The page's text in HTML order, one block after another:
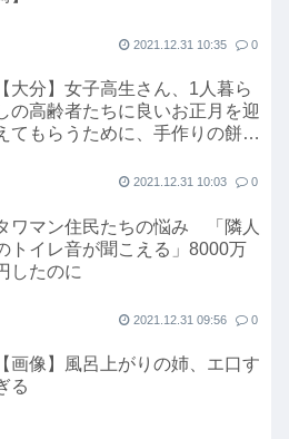
2021.12.31 10:35 0
【大分】女子高生さん、1人暮ら
の高齢者たちに良いお正月を迎
てもらうために、手作りの餅を
2021.12.31 10:03 0
ワマン住民たちの悩み 「隣人
トイレ音が聞こえる」8000万
したのに
2021.12.31 09:56 0
【画像】風呂上がりの姉、エ口す
る